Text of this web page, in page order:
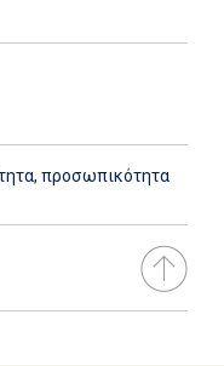
προσωπικότητα